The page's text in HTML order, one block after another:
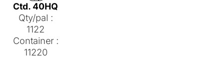
Ctd. 40HQ
Qty/pal :
1122
Container :
11220